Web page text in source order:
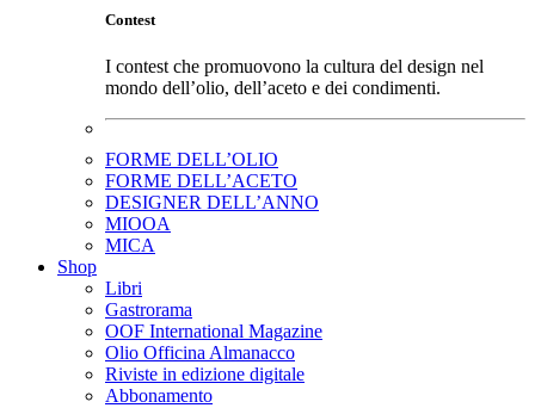
Contest
I contest che promuovono la cultura del design nel
mondo dell’olio, dell’aceto e dei condimenti.
FORME DELL’OLIO
FORME DELL’ACETO
DESIGNER DELL’ANNO
MIOOA
MICA
Shop
Libri
Gastrorama
OOF International Magazine
Olio Officina Almanacco
Riviste in edizione digitale
Abbonamento